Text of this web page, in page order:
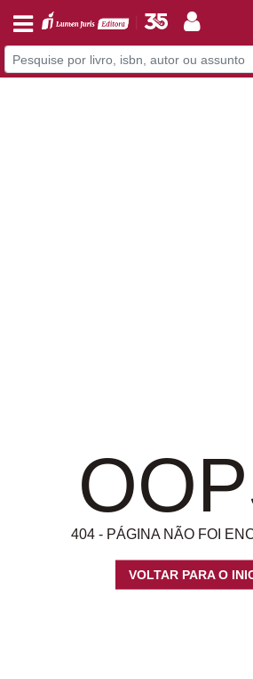
404 - PÁGINA NÃO FOI
VOLTAR PARA O